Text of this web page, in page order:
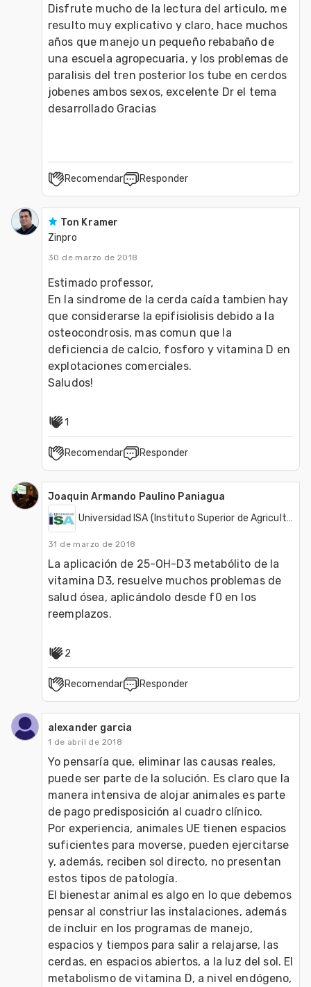
Disfrute mucho de la lectura del articulo, me
resulto muy explicativo y claro, hace muchos
años que manejo un pequeño rebabaño de
una escuela agropecuaria, y los problemas de
paralisis del tren posterior los tube en cerdos
jobenes ambos sexos, excelente Dr el tema
desarrollado Gracias
Recomendar Responder
Ton Kramer
Zinpro
30 de marzo de 2018
Estimado professor,
En la sindrome de la cerda caída tambien hay
que considerarse la epifisiolisis debido a la
osteocondrosis, mas comun que la
deficiencia de calcio, fosforo y vitamina D en
explotaciones comerciales.
Saludos!
1
Recomendar Responder
Joaquin Armando Paulino Paniagua
Universidad ISA (Instituto Superior de Agricultura)
31 de marzo de 2018
La aplicación de 25-OH-D3 metabólito de la
vitamina D3, resuelve muchos problemas de
salud ósea, aplicándolo desde f0 en los
reemplazos.
2
Recomendar Responder
alexander garcia
1 de abril de 2018
Yo pensaría que, eliminar las causas reales,
puede ser parte de la solución. Es claro que la
manera intensiva de alojar animales es parte
de pago predisposición al cuadro clínico.
Por experiencia, animales UE tienen espacios
suficientes para moverse, pueden ejercitarse
y, además, reciben sol directo, no presentan
estos tipos de patología.
El bienestar animal es algo en lo que debemos
pensar al constriur las instalaciones, además
de incluir en los programas de manejo,
espacios y tiempos para salir a relajarse, las
cerdas, en espacios abiertos, a la luz del sol. El
metabolismo de vitamina D, a nivel endógeno,